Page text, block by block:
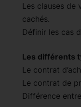
Les clauses de
cachés.
Définir les cas
Les différents
Le contrat
Le contrat de
Différence